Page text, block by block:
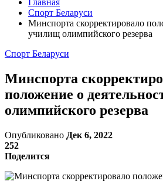
Главная
Спорт Беларуси
Минспорта скорректировало
училищ олимпийского резерва
Спорт Беларуси
Минспорта
положение о
олимпийского резерва
Опубликовано Дек 6, 2022
252
Поделится